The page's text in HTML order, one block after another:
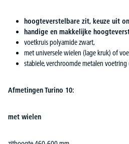
hoogteverstelbare zit, keuze uit
handige en makkelijke
voetkruis polyamide zwart,
met universele wielen (lage kruk) of
stabiele, verchroomde metalen
Afmetingen Turino 10:
met wielen